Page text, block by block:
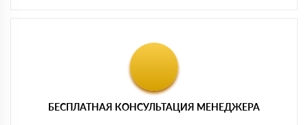
БЕСПЛАТНАЯ КОНСУЛЬТАЦИЯ МЕНЕДЖЕРА